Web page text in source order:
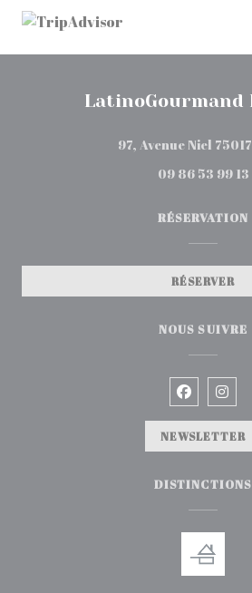
LatinoGourmand
97, Avenue Niel
09 86 53 99 13
RÉSERVATION
RÉSERVER
NOUS SUIVRE
NEWSLETTER
DISTINCTIONS